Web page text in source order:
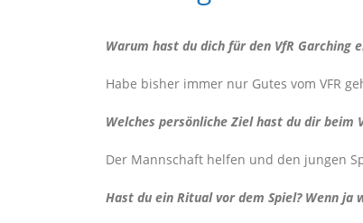
Warum hast du dich für den VfR Garching
Habe bisher immer nur Gutes vom VFR
Welches persönliche Ziel hast du dir beim
Der Mannschaft helfen und den jungen
Hast du ein Ritual vor dem Spiel? Wenn ja